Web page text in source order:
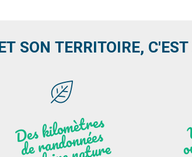
SON TERRITOIRE,
Des
kilo
mèt
res
de
r
a
n
do
n
nées
e
n
plei
ne
n
atu